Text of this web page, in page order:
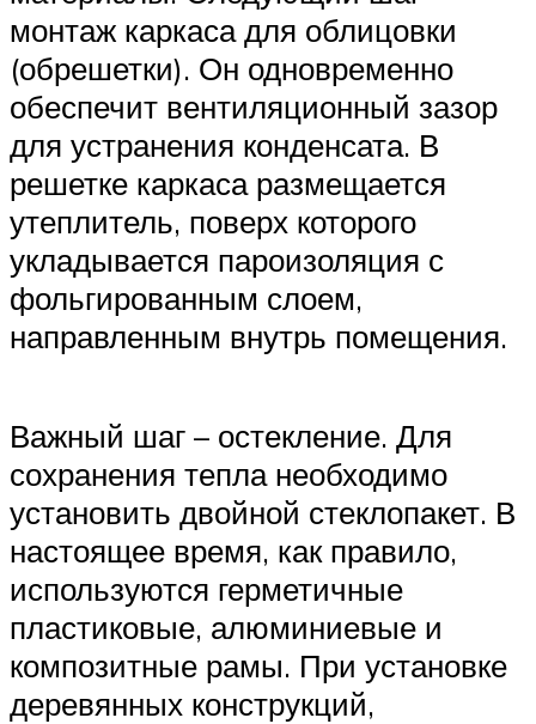
монтаж каркаса для облицовки
(обрешетки). Он одновременно
обеспечит вентиляционный зазор
для устранения конденсата. В
решетке каркаса размещается
утеплитель, поверх которого
укладывается пароизоляция с
фольгированным слоем,
направленным внутрь помещения.
Важный шаг – остекление. Для
сохранения тепла необходимо
установить двойной стеклопакет. В
настоящее время, как правило,
используются герметичные
пластиковые, алюминиевые и
композитные рамы. При установке
деревянных конструкций,